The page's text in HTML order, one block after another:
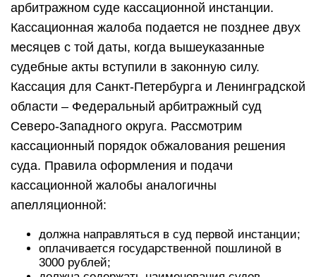
арбитражном суде кассационной инстанции.
Кассационная жалоба подается не позднее двух
месяцев с той даты, когда вышеуказанные
судебные акты вступили в законную силу.
Кассация для Санкт-Петербурга и Ленинградской
области – Федеральный арбитражный суд
Северо-Западного округа. Рассмотрим
кассационный порядок обжалования решения
суда. Правила оформления и подачи
кассационной жалобы аналогичны
апелляционной:
должна направляться в суд первой инстанции;
оплачивается государственной пошлиной в
3000 рублей;